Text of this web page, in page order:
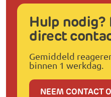
Hulp nodig?
direct
Gemiddeld
binnen 1 werkdag.
NEEM CONTACT